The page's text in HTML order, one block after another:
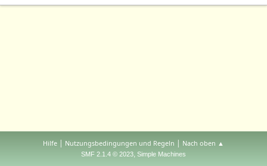
Hilfe | Nutzungsbedingungen und Regeln | Nach oben ▲
SMF 2.1.4 © 2023, Simple Machines